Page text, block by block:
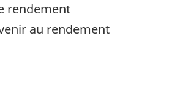
rendement
au rendement